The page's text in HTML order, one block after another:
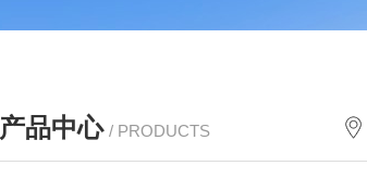
产品中心 / PRODUCTS